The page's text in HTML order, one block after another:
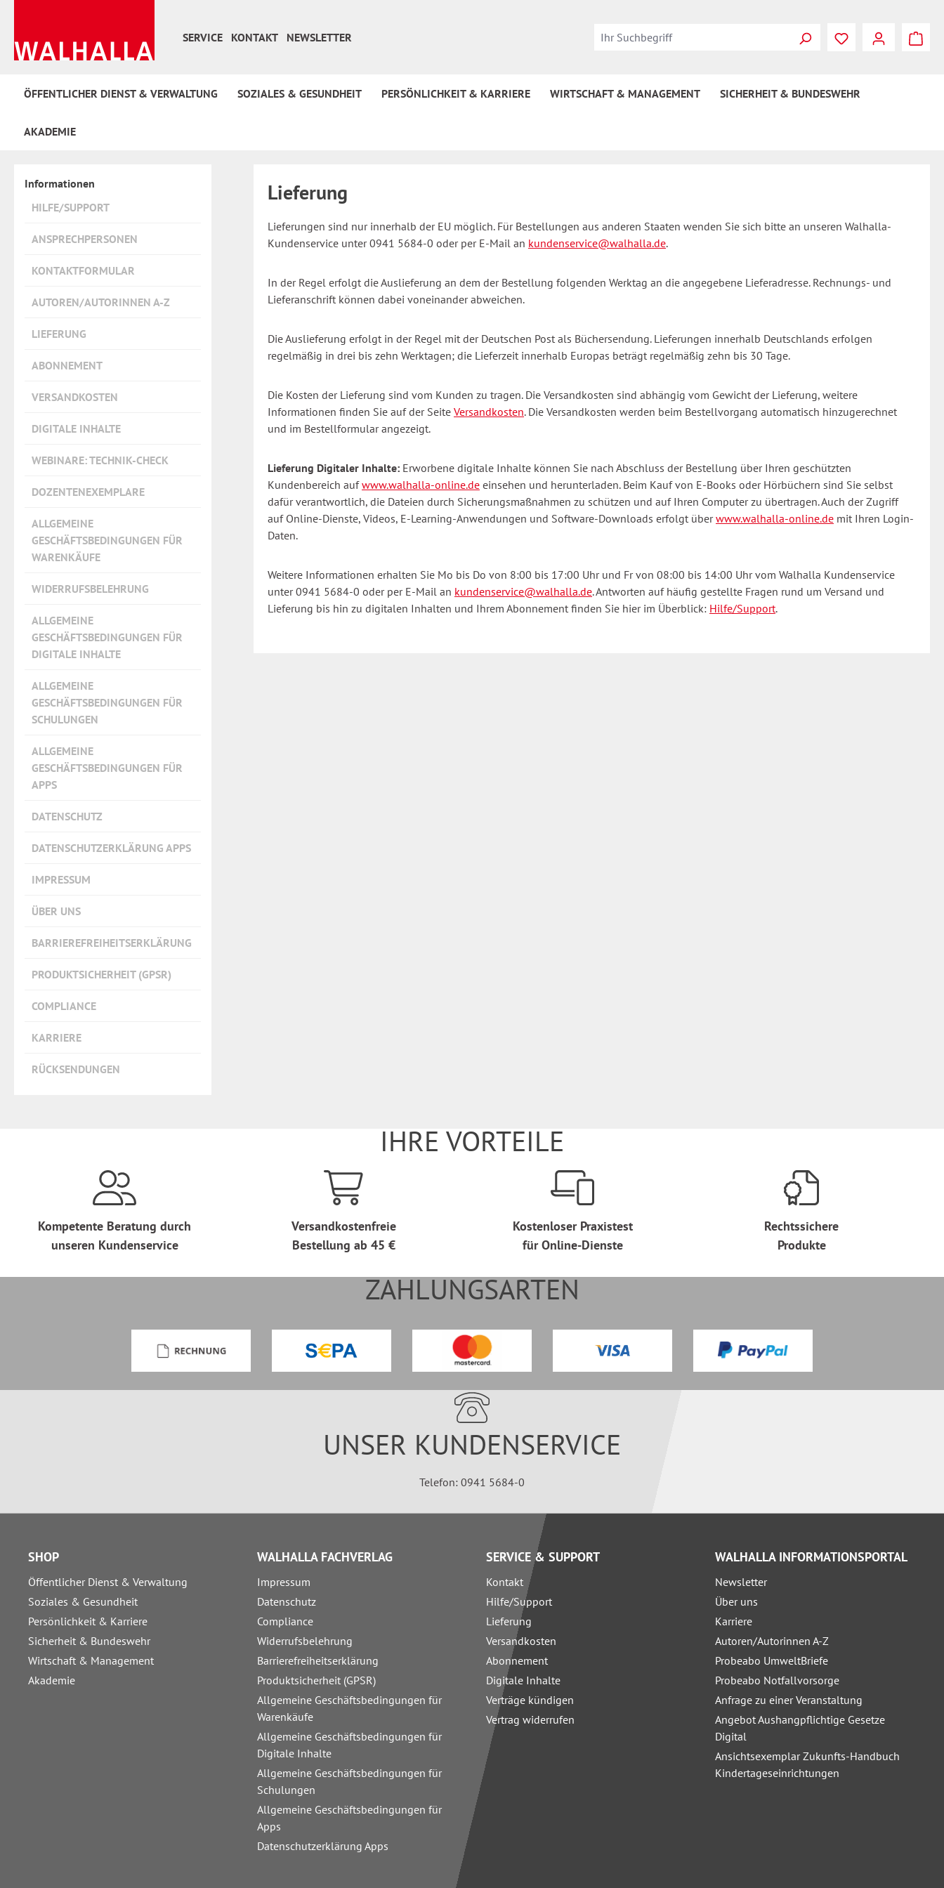
SERVICE
KONTAKT NEWSLETTER
ÖFFENTLICHER DIENST & VERWALTUNG SOZIALES & GESUNDHEIT PERSÖNLICHKEIT & KARRIERE WIRTSCHAFT & MANAGEMENT SICHERHEIT & BUNDESWEHR
AKADEMIE
Informationen
HILFE/SUPPORT
ANSPRECHPERSONEN
KONTAKTFORMULAR
AUTOREN/AUTORINNEN A-Z
LIEFERUNG
ABONNEMENT
VERSANDKOSTEN
DIGITALE INHALTE
WEBINARE: TECHNIK-CHECK
DOZENTENEXEMPLARE
ALLGEMEINE
GESCHÄFTSBEDINGUNGEN FÜR
WARENKÄUFE
WIDERRUFSBELEHRUNG
ALLGEMEINE
GESCHÄFTSBEDINGUNGEN FÜR
DIGITALE INHALTE
ALLGEMEINE
GESCHÄFTSBEDINGUNGEN FÜR
SCHULUNGEN
ALLGEMEINE
GESCHÄFTSBEDINGUNGEN FÜR
APPS
DATENSCHUTZ
DATENSCHUTZERKLÄRUNG APPS
IMPRESSUM
ÜBER UNS
BARRIEREFREIHEITSERKLÄRUNG
PRODUKTSICHERHEIT (GPSR)
COMPLIANCE
KARRIERE
RÜCKSENDUNGEN
Lieferung
Lieferungen sind nur innerhalb der EU möglich. Für Bestellungen aus anderen Staaten wenden Sie sich bitte an unseren Walhalla-
Kundenservice unter 0941 5684-0 oder per E-Mail an kundenservice@walhalla.de.
In der Regel erfolgt die Auslieferung an dem der Bestellung folgenden Werktag an die angegebene Lieferadresse. Rechnungs- und
Lieferanschrift können dabei voneinander abweichen.
Die Auslieferung erfolgt in der Regel mit der Deutschen Post als Büchersendung. Lieferungen innerhalb Deutschlands erfolgen
regelmäßig in drei bis zehn Werktagen; die Lieferzeit innerhalb Europas beträgt regelmäßig zehn bis 30 Tage.
Die Kosten der Lieferung sind vom Kunden zu tragen. Die Versandkosten sind abhängig vom Gewicht der Lieferung, weitere
Informationen finden Sie auf der Seite Versandkosten. Die Versandkosten werden beim Bestellvorgang automatisch hinzugerechnet
und im Bestellformular angezeigt.
Lieferung Digitaler Inhalte: Erworbene digitale Inhalte können Sie nach Abschluss der Bestellung über Ihren geschützten
Kundenbereich aufwww.walhalla-online.de einsehen und herunterladen. Beim Kauf von E-Books oder Hörbüchern sind Sie selbst
dafür verantwortlich, die Dateien durch Sicherungsmaßnahmen zu schützen und auf Ihren Computer zu übertragen. Auch der Zugriff
auf Online-Dienste, Videos, E-Learning-Anwendungen und Software-Downloads erfolgt überwww.walhalla-online.de mit Ihren Login-
Daten.
Weitere Informationen erhalten Sie Mo bis Do von 8:00 bis 17:00 Uhr und Fr von 08:00 bis 14:00 Uhr vom Walhalla Kundenservice
unter 0941 5684-0 oder per E-Mail an kundenservice@walhalla.de. Antworten auf häufig gestellte Fragen rund um Versand und
Lieferung bis hin zu digitalen Inhalten und Ihrem Abonnement finden Sie hier im Überblick: Hilfe/Support.
IHRE VORTEILE
Kompetente Beratung durch
unseren Kundenservice
Versandkostenfreie
Bestellung ab 45 €
Kostenloser Praxistest
für Online-Dienste
Rechtssichere
Produkte
ZAHLUNGSARTEN
UNSER KUNDENSERVICE
Telefon: 0941 5684-0
SHOP
Öffentlicher Dienst & Verwaltung
Soziales & Gesundheit
Persönlichkeit & Karriere
Sicherheit & Bundeswehr
Wirtschaft & Management
Akademie
WALHALLA FACHVERLAG
Impressum
Datenschutz
Compliance
Widerrufsbelehrung
Barrierefreiheitserklärung
Produktsicherheit (GPSR)
Allgemeine Geschäftsbedingungen für
Warenkäufe
Allgemeine Geschäftsbedingungen für
Digitale Inhalte
Allgemeine Geschäftsbedingungen für
Schulungen
Allgemeine Geschäftsbedingungen für
Apps
Datenschutzerklärung Apps
SERVICE & SUPPORT
Kontakt
Hilfe/Support
Lieferung
Versandkosten
Abonnement
Digitale Inhalte
Verträge kündigen
Vertrag widerrufen
WALHALLA INFORMATIONSPORTAL
Newsletter
Über uns
Karriere
Autoren/Autorinnen A-Z
Probeabo UmweltBriefe
Probeabo Notfallvorsorge
Anfrage zu einer Veranstaltung
Angebot Aushangpflichtige Gesetze
Digital
Ansichtsexemplar Zukunfts-Handbuch
Kindertageseinrichtungen